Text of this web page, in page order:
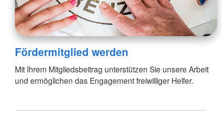
Fördermitglied werden
Mit Ihrem Mitgliedsbeitrag unterstützen Sie unsere Arbeit
und ermöglichen das Engagement freiwilliger Helfer.